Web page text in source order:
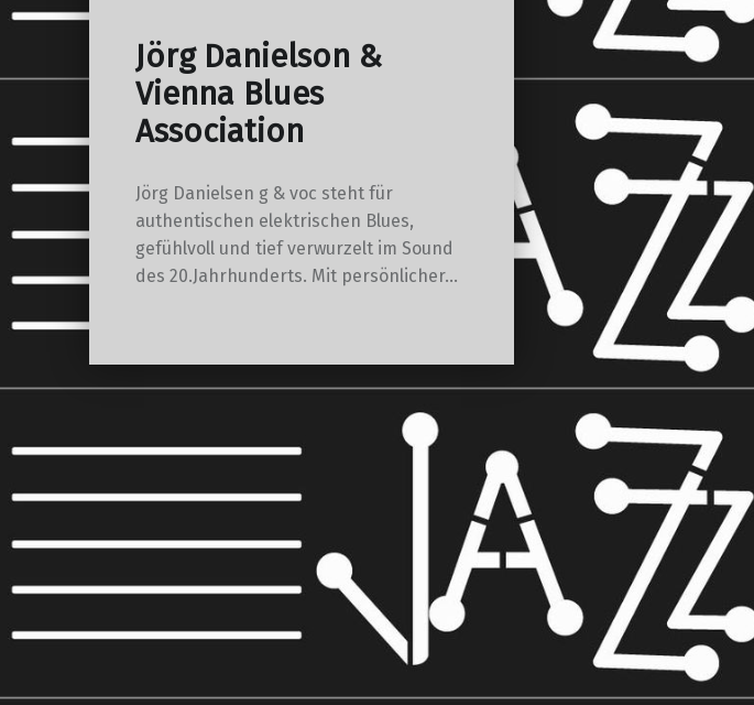
Jörg Danielson &
Vienna Blues
Association
Jörg Danielsen g & voc steht für
authentischen elektrischen Blues,
gefühlvoll und tief verwurzelt im Sound
des 20.Jahrhunderts. Mit persönlicher…